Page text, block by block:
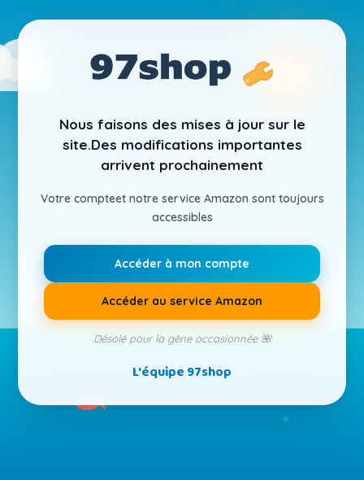
Nous faisons des mises à jour sur le
site.Des modifications importantes
arrivent prochainement
Votre compteet notre service Amazon sont toujours
accessibles
Accéder à mon compte
Accéder au service Amazon
Désolé pour la gêne occasionnée 🌺
L'équipe 97shop